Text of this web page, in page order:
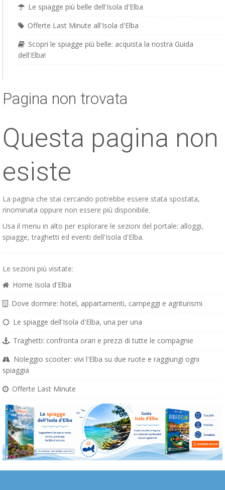
Le spiagge più belle dell'Isola d'Elba
Offerte Last Minute all'Isola d'Elba
Scopri le spiagge più belle: acquista la nostra Guida
dell'Elba!
Pagina non trovata
Questa pagina non
esiste
La pagina che stai cercando potrebbe essere stata spostata,
rinominata oppure non essere più disponibile.
Usa il menu in alto per esplorare le sezioni del portale: alloggi,
spiagge, traghetti ed eventi dell'Isola d'Elba.
Le sezioni più visitate:
Home Isola d'Elba
Dove dormire: hotel, appartamenti, campeggi e agriturismi
Le spiagge dell'Isola d'Elba, una per una
Traghetti: confronta orari e prezzi di tutte le compagnie
Noleggio scooter: vivi l'Elba su due ruote e raggiungi ogni
spiaggia
Offerte Last Minute